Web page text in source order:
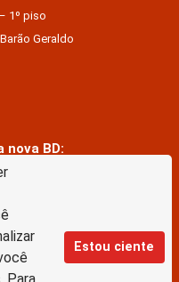
Estou ciente
1º piso
Geraldo
nova BD:
uma Licença Creative Commons –